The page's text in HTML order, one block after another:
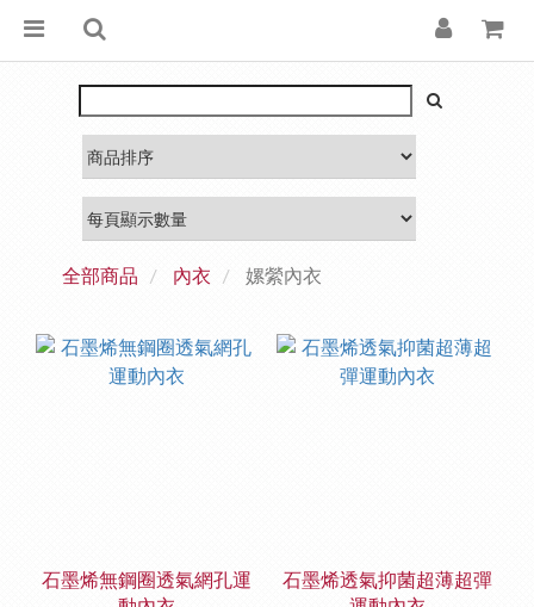
全部商品 內衣 嫘縈內衣
石墨烯無鋼圈透氣網孔運
石墨烯透氣抑菌超薄超彈